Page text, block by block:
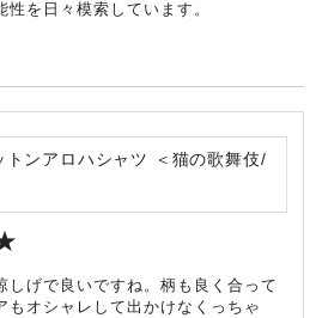
を日々模索しています。
トンアロハシャツ ＜猫の歌舞伎/
しげで良いですね。柄も良く合って
もオシャレして出かけなくっちゃ